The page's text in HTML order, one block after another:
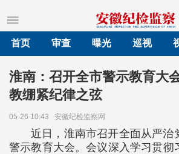
首页
审查 曝光 巡视
淮南：召开全市警示教育大
教绷紧纪律之弦
05-26 10:43 安徽纪检监察网
近日，淮南市召开全面从严治
警示教育大会。会议深入学习贯彻